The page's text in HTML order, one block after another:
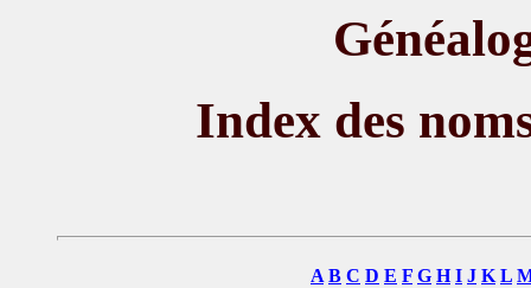
Index des
A B C D E F G H I J K L